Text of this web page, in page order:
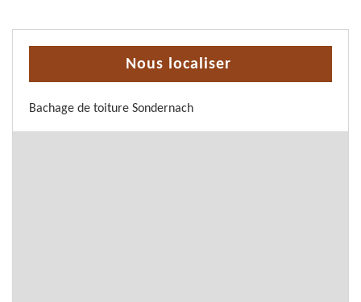
Nous localiser
Bachage de toiture Sondernach